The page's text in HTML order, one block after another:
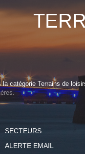
catégorie Terrains de
SECTEURS
ALERTE EMAIL